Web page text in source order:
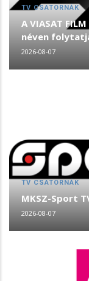
TV CSATORNÁK
A VIASAT
néven
2026-08-07
TV CSATORNÁK
MKSZ-Sport
2026-08-07